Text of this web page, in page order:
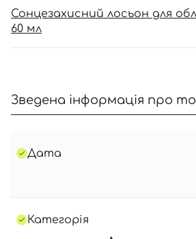
Сонцезахисний лосьон для
60 мл
Зведена інформація про
Дата
Категорія